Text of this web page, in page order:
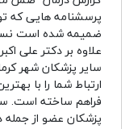
پرسشنامه هایی که
ضمیمه شده است
علاوه بر دکتر علی
سایر پزشکان شهر
ارتباط شما را با
فراهم ساخته است.
پزشکان عضو از جمله